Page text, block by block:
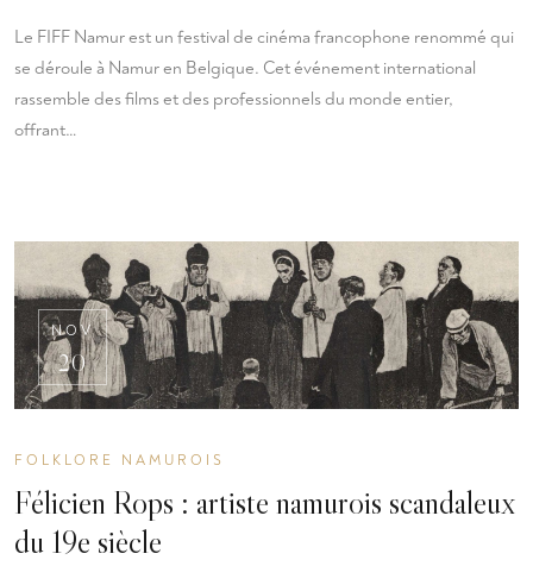
Le FIFF Namur est un festival de cinéma francophone renommé qui
se déroule à Namur en Belgique. Cet événement international
rassemble des films et des professionnels du monde entier,
offrant…
NOV
20
FOLKLORE NAMUROIS
Félicien Rops : artiste namurois scandaleux
du 19e siècle